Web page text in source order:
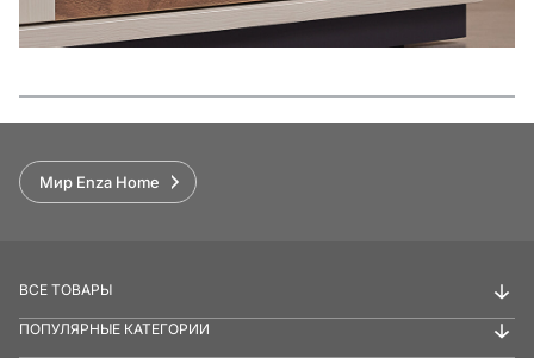
Функции
Мир Enza Home
ВСЕ ТОВАРЫ
ПОПУЛЯРНЫЕ КАТЕГОРИИ